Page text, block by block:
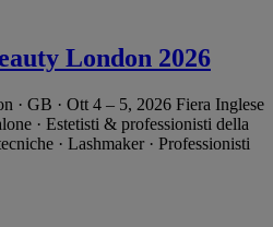
London 2026
· GB · Ott 4 – 5, 2026 Fiera Inglese
· Estetisti & professionisti della
· Lashmaker · Professionisti